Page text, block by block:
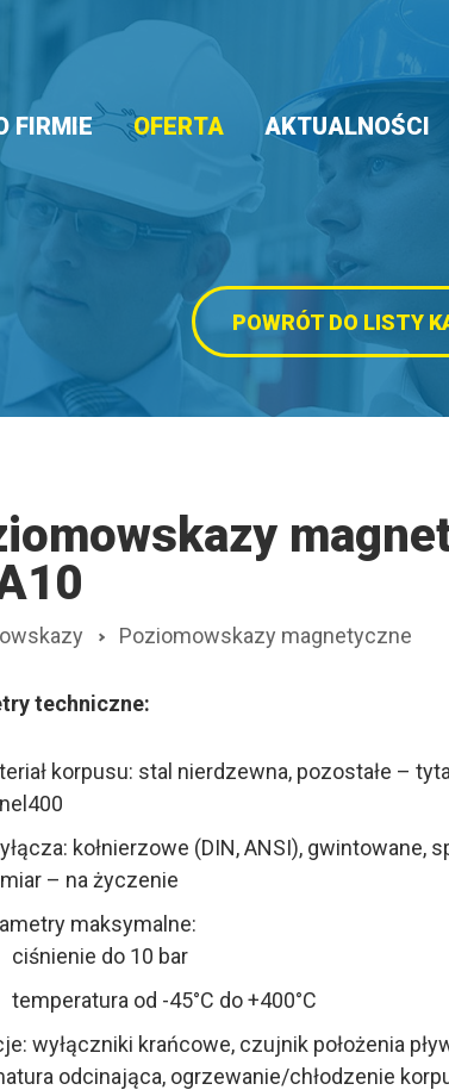
FIRMIE OFERTA AKTUALNOŚCI
POWRÓT DO LISTY
Poziomowskazy magnetyczne
techniczne:
korpusu: stal nierdzewna, pozostałe –
kołnierzowe (DIN, ANSI), gwintowane,
– na życzenie
maksymalne:
ciśnienie do 10 bar
temperatura od -45°C do +400°C
wyłączniki krańcowe, czujnik położenia
odcinająca, ogrzewanie/chłodzenie